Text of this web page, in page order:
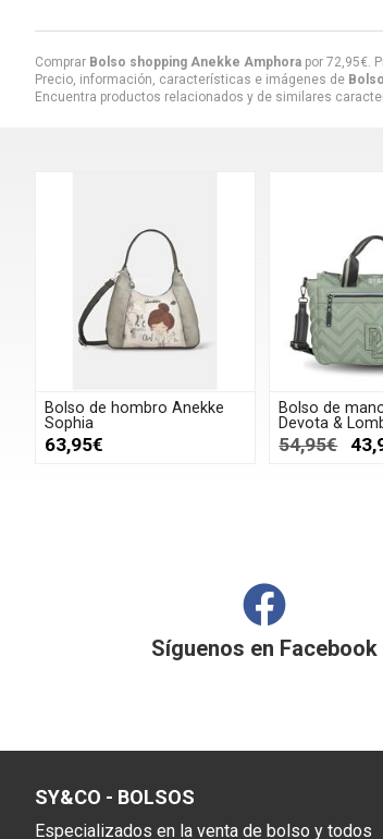
Comprar Bolso shopping Anekke Amphora por 72,95€.
Precio, información, características e imágenes de
Encuentra productos relacionados y de similares
Bolso de hombro Anekke
Sophia
63,95€
Bolso de
Devota &
54,95€
Síguenos en Facebook
SY&CO - BOLSOS
Especializados en la venta de bolso y todos